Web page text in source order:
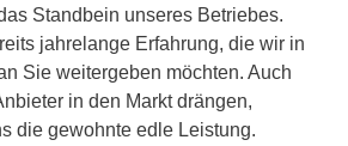
Standbein unseres Betriebes.
jahrelange Erfahrung, die wir in
Sie weitergeben möchten. Auch
in den Markt drängen,
die gewohnte edle Leistung.